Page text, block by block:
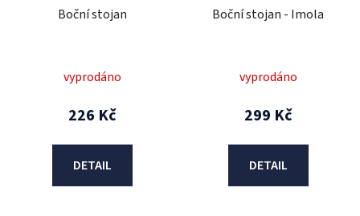
Boční stojan
vyprodáno
226 Kč
DETAIL
Boční stojan - Imola
vyprodáno
299 Kč
DETAIL